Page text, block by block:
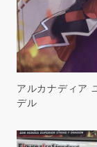
アルカナディア
デル